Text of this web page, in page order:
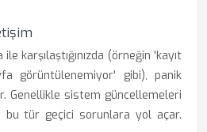
karşılaştığınızda (örneğin 'kayıt
görüntülenemiyor' gibi), panik
Genellikle sistem güncellemeleri
bu tür geçici sorunlara yol açar.